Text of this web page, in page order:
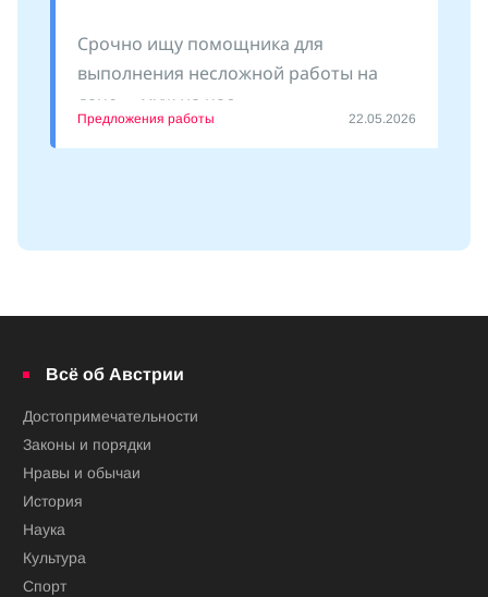
Срочно ищу помощника для
выполнения несложной работы на
даче - «муж на час»
Предложения работы 22.05.2026
Всё об Австрии
Достопримечательности
Законы и порядки
Нравы и обычаи
История
Наука
Культура
Спорт